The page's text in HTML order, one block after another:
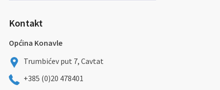
Kontakt
Općina Konavle
Trumbićev put 7, Cavtat
+385 (0)20 478401